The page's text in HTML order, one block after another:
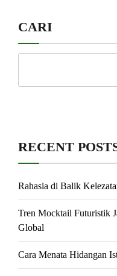
CARI
RECENT
Rahasia di Balik
Tren Mocktail Futuristik
Global
Cara Menata Hidangan